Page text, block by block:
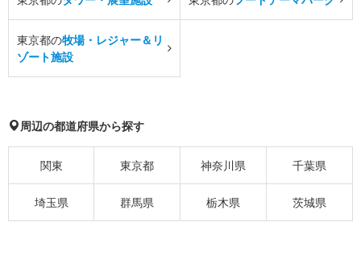
東京都の牧場・レジャー＆リ
ゾート施設
周辺の都道府県から探す
関東 東京都 神奈川県 千葉県
埼玉県 群馬県 栃木県 茨城県